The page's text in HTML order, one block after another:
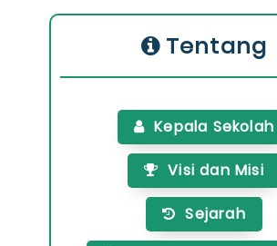
Tentang
Kepala Sekolah
Visi dan Misi
Sejarah